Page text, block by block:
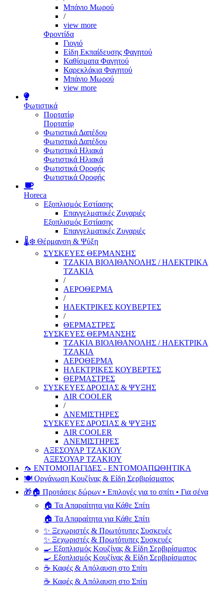
Μπάνιο Μωρού
/
view more
Φροντίδα
Γιογιό
Είδη Εκπαίδευσης Φαγητού
Καθίσματα Φαγητού
Καρεκλάκια Φαγητού
Μπάνιο Μωρού
view more
Φωτιστικά
Πορτατίφ
Πορτατίφ
Φωτιστικά Δαπέδου
Φωτιστικά Δαπέδου
Φωτιστικά Ηλιακά
Φωτιστικά Ηλιακά
Φωτιστικά Οροφής
Φωτιστικά Οροφής
Horeca
Εξοπλισμός Εστίασης
Επαγγελματικές Ζυγαριές
Εξοπλισμός Εστίασης
Επαγγελματικές Ζυγαριές
🌡️❄️ Θέρμανση & Ψύξη
ΣΥΣΚΕΥΕΣ ΘΕΡΜΑΝΣΗΣ
ΤΖΑΚΙΑ ΒΙΟΑΙΘΑΝΟΛΗΣ / ΗΛΕΚΤΡΙΚΑ
ΤΖΑΚΙΑ
/
ΑΕΡΟΘΕΡΜΑ
/
ΗΛΕΚΤΡΙΚΕΣ ΚΟΥΒΕΡΤΕΣ
/
ΘΕΡΜΑΣΤΡΕΣ
ΣΥΣΚΕΥΕΣ ΘΕΡΜΑΝΣΗΣ
ΤΖΑΚΙΑ ΒΙΟΑΙΘΑΝΟΛΗΣ / ΗΛΕΚΤΡΙΚΑ
ΤΖΑΚΙΑ
ΑΕΡΟΘΕΡΜΑ
ΗΛΕΚΤΡΙΚΕΣ ΚΟΥΒΕΡΤΕΣ
ΘΕΡΜΑΣΤΡΕΣ
ΣΥΣΚΕΥΕΣ ΔΡΟΣΙΑΣ & ΨΥΞΗΣ
AIR COOLER
/
ΑΝΕΜΙΣΤΗΡΕΣ
ΣΥΣΚΕΥΕΣ ΔΡΟΣΙΑΣ & ΨΥΞΗΣ
AIR COOLER
ΑΝΕΜΙΣΤΗΡΕΣ
ΑΞΕΣΟΥΑΡ ΤΖΑΚΙΟΥ
ΑΞΕΣΟΥΑΡ ΤΖΑΚΙΟΥ
🦟 ΕΝΤΟΜΟΠΑΓΙΔΕΣ - ΕΝΤΟΜΟΑΠΩΘΗΤΙΚΑ
🍽️ Οργάνωση Κουζίνας & Είδη Σερβιρίσματος
🎁🏠 Προτάσεις δώρων • Επιλογές για το σπίτι • Για σένα
🏠 Τα Απαραίτητα για Κάθε Σπίτι
🏠 Τα Απαραίτητα για Κάθε Σπίτι
✨ Ξεχωριστές & Πρωτότυπες Συσκευές
✨ Ξεχωριστές & Πρωτότυπες Συσκευές
🍳 Εξοπλισμός Κουζίνας & Είδη Σερβιρίσματος
🍳 Εξοπλισμός Κουζίνας & Είδη Σερβιρίσματος
☕ Καφές & Απόλαυση στο Σπίτι
☕ Καφές & Απόλαυση στο Σπίτι